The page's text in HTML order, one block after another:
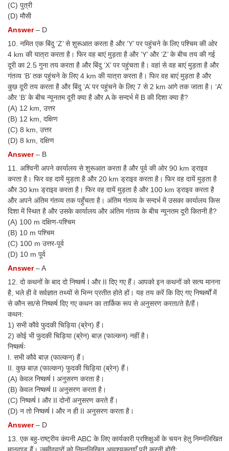
(C) पुत्री
(D) मौसी
Answer– D
10. नमित एक बिंदु ‘Z’ से शुरूआत करता है और ‘Y’ पर पहुंचने के लिए पश्चिम की ओर
4 km की यात्रा करता है। फिर वह बाएं मुड़ता है और ‘Y’ और ‘Z’ के बीच तय की गई
दूरी का 2.5 गुना तय करता है और बिंदु ‘X’ पर पहुंचता है। वहां से वह बाएं मुड़ता है और
गंतव्य ‘B’ तक पहुंचने के लिए 4 km की यात्रा करता है। फिर वह बाएं मुड़ता है और
कुछ दूरी तय करता है और बिंदु ‘A’ पर पहुंचने के लिए 7 से 2 km आगे तक जाता है। ‘A’
और ‘B’ के बीच न्यूनतम दूरी क्या है और A के सन्दर्भ में B की दिशा क्या है?
(A) 12 km, उत्तर
(B) 12 km, दक्षिण
(C) 8 km, उत्तर
(D) 8 km, दक्षिण
Answer– B
11. अश्विनी अपने कार्यालय से शुरूआत करता है और पूर्व की ओर 90 km ड्राइव
करता है। फिर वह दायें मुड़ता है और 20 km ड्राइव करता है। फिर वह दायें मुड़ता है
और 30 km ड्राइव करता है। फिर वह दायें मुड़ता है और 100 km ड्राइव करता है
और अपने अंतिम गंतव्य तक पहुँचता है। अंतिम गंतव्य के सन्दर्भ में उसका कार्यालय किस
दिशा में स्थित है और उसके कार्यालय और अंतिम गंतव्य के बीच न्यूनतम दूरी कितनी है?
(A) 100 m दक्षिण-पश्चिम
(B) 10 m पश्चिम
(C) 100 m उत्तर-पूर्व
(D) 10 m पूर्व
Answer– A
12. दो कथनों के बाद दो निष्कर्ष I और II दिए गए हैं। आपको इन कथनों को सत्य मानना
है, भले ही वे सर्वज्ञात तथ्यों से भिन्न प्रतीत होते हों। यह तय करें कि दिए गए निष्कर्षों में
से कौन सा/से निष्कर्ष दिए गए कथन का तार्किक रूप से अनुसरण करता/ते है/हैं।
कथन:
1) सभी कौवे फुदकी चिड़िया (ब्रेन) हैं।
2) कोई भी फुदकी चिड़िया (ब्रेन) बाज़ (फाल्कन) नहीं है।
निष्कर्षः
I. सभी कौवे बाज़ (फाल्कन) हैं।
II. कुछ बाज़ (फाल्कन) फुदकी चिड़िया (ब्रेन) हैं।
(A) केवल निष्कर्ष I अनुसरण करता है।
(B) केवल निष्कर्ष II अनुसरण करता है।
(C) निष्कर्ष I और II दोनों अनुसरण करते हैं।
(D) न तो निष्कर्ष I और न ही II अनुसरण करता है।
Answer– D
13. एक बहु-राष्ट्रीय कंपनी ABC के लिए कार्यकारी प्रशिक्षुओं के चयन हेतु निम्नलिखित